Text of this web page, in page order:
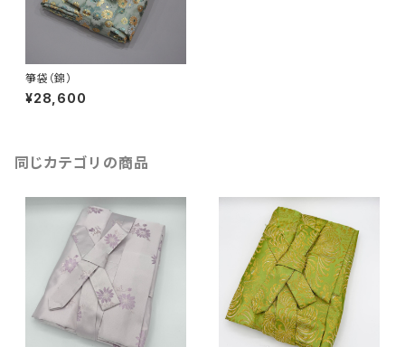
箏袋（錦）
¥28,600
同じカテゴリの商品